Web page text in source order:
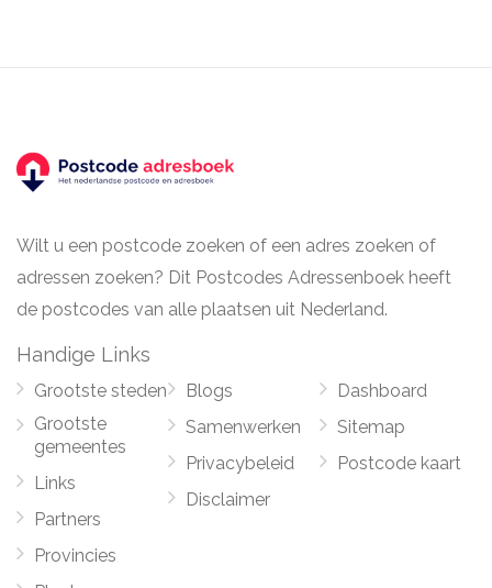
Wilt u een postcode zoeken of een adres zoeken of
adressen zoeken? Dit Postcodes Adressenboek heeft
de postcodes van alle plaatsen uit Nederland.
Handige Links
Grootste steden
Grootste
gemeentes
Links
Partners
Provincies
Blogs
Samenwerken
Privacybeleid
Disclaimer
Dashboard
Sitemap
Postcode kaart